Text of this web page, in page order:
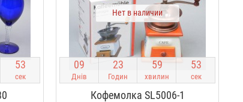
52
сек
Нет в наличии
09
Днів
23
Годин
59
хвилин
52
сек
Кофемолка SL5006-1